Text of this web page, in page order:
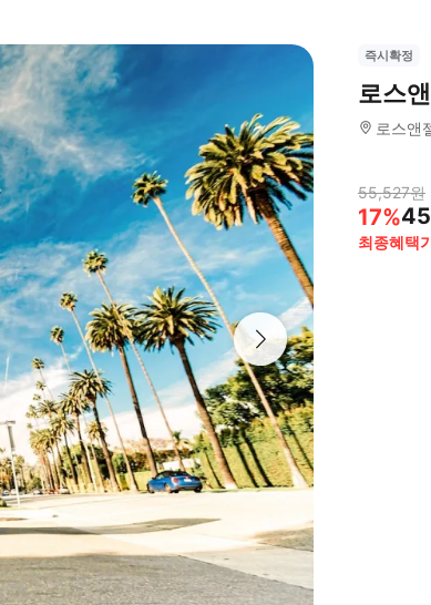
즉시확정
로스
로스앤
55,527원
17%
최종혜택